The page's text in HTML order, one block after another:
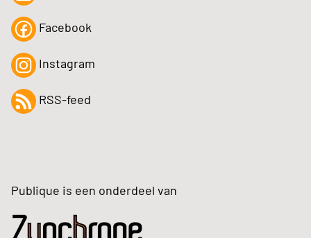
Facebook
Instagram
RSS-feed
Publique is een onderdeel van